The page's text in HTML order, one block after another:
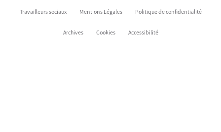
Travailleurs sociaux Mentions Légales Politique de confidentialité
Archives Cookies Accessibilité